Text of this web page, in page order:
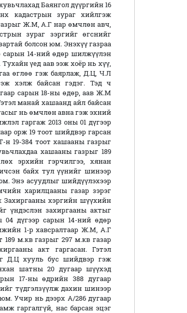
Баянгол дүүргийн 16
кадастрын зураг хийлгэж
Ж.М, А.Г нар өмчлөн авч,
зураг зэргийг өгснийг
болсон юм. Энэхүү газраа
сарын 14-ний өдөр шилжүүлэн
үед аав ээж хоёр нь хүү,
өглөө гэж баярлаж, Д.Ц, Ч.Л
хэлж байсан гэдэг. Тэд ч
сарын 18-ны өдөр, аав Ж.М
манай хашаанд айл байсан
нь өмчлөн авна гэж эхний
гаргаж 2013 оны 01 дүгээр
орж 19 тоот шийдвэр гарсан
н 19-384 тоот хашааны газрыг
хашааны газрыг 189
эрхийн гэрчилгээ, хянан
байх тул үүнийг шинээр
Энэ асуудлыг шийдүүлэхээр
харилцааны газар зэрэг
Захиргааны хэргийн шүүхийн
үндэслэн захиргааны актыг
04 дүгээр сарын 14-ний өдөр
1-р хавсралтаар Ж.М, А.Г
189 м.кв газрыг 297 м.кв газар
акт гаргасан. Гэтэл
Д.Ц хууль бус шийдвэр гэж
шатны 20 дугаар шүүхэд
17-ны өдрийн 388 дугаар
түдгэлзүүлж дахин шинээр
Учир нь дээрх А/286 дугаар
гаргалгүй, нас барсан эцэг